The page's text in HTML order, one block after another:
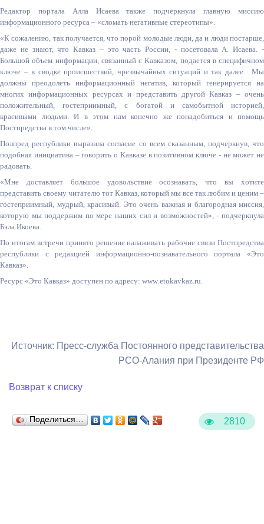
2810
Редактор портала Алла Исаева также подчеркнула главную миссию
информационного ресурса – «сломать негативные стереотипы».
«К сожалению, так получается, что порой молодые люди, да и люди постарше,
даже не знают, что Кавказ – это часть России, - посетовала А. Исаева. -
Большой объем информации, связанный с Кавказом, подается в специфичном
ключе – в сводке происшествий, чрезвычайных ситуаций и так далее. Мы
должны преодолеть информационный негатив, который генерируется на
многих информационных ресурсах и представить другой Кавказ – очень
положительный, гостеприимный, с богатой и самобытной историей,
красивыми людьми. И в этом нам конечно же понадобиться и помощь
Постпредства в том числе».
Полпред республики выразила согласие со всем сказанным, подчеркнув, что
подобная инициатива – говорить о Кавказе в позитивном ключе - не может не
радовать.
«Мне доставляет большое удовольствие осознавать, что вы хотите
представить своему читателю тот Кавказ, который мы все так любим и ценим –
гостеприимный, мудрый, красивый. Это очень важная и благородная миссия,
которую мы поддержим по мере наших сил и возможностей», - подчеркнула
Бэла Икоева.
По итогам встречи принято решение налаживать рабочие связи Постпредства
республики с редакцией информационно-познавательного портала «Это
Кавказ».
Ресурс «Это Кавказ» доступен по адресу: www.etokavkaz.ru.
Источник: Пресс-служба Постоянного представительства
РСО-Алания при Президенте РФ
Возврат к списку
Поделиться…